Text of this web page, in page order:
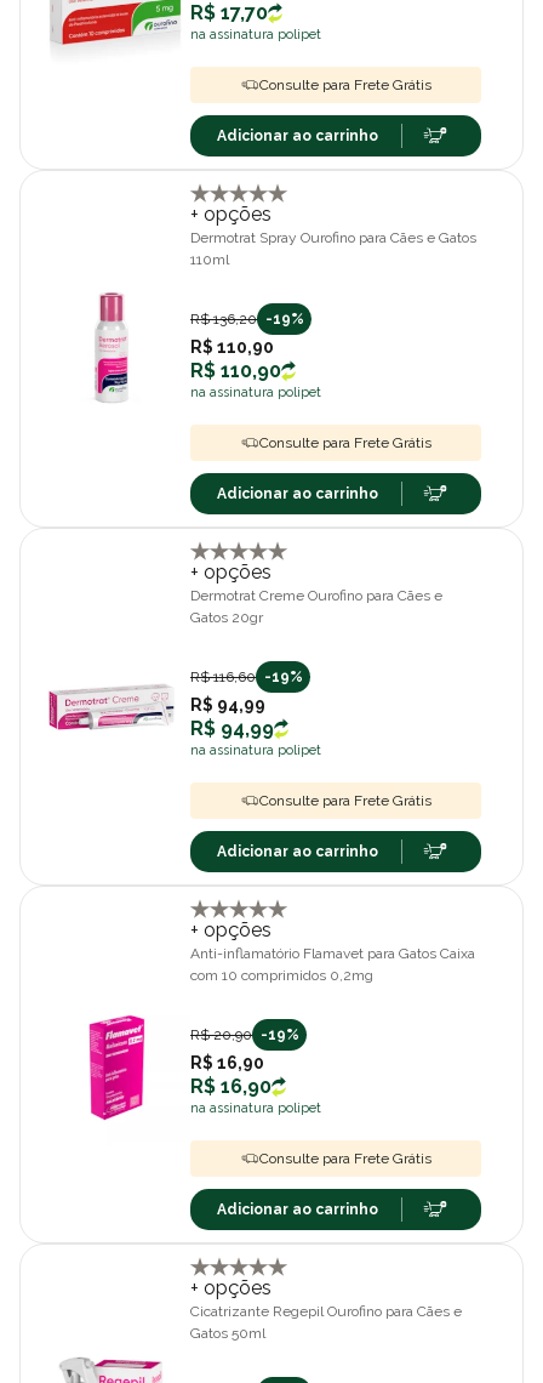
R$ 17,70
na assinatura polipet
Consulte para Frete Grátis
Adicionar ao carrinho
+ opções
Dermotrat Spray Ourofino para Cães e Gatos
110ml
R$ 136,20 -19%
R$ 110,90
R$ 110,90
na assinatura polipet
Consulte para Frete Grátis
Adicionar ao carrinho
+ opções
Dermotrat Creme Ourofino para Cães e
Gatos 20gr
R$ 116,60 -19%
R$ 94,99
R$ 94,99
na assinatura polipet
Consulte para Frete Grátis
Adicionar ao carrinho
+ opções
Anti-inflamatório Flamavet para Gatos Caixa
com 10 comprimidos 0,2mg
R$ 20,90 -19%
R$ 16,90
R$ 16,90
na assinatura polipet
Consulte para Frete Grátis
Adicionar ao carrinho
+ opções
Cicatrizante Regepil Ourofino para Cães e
Gatos 50ml